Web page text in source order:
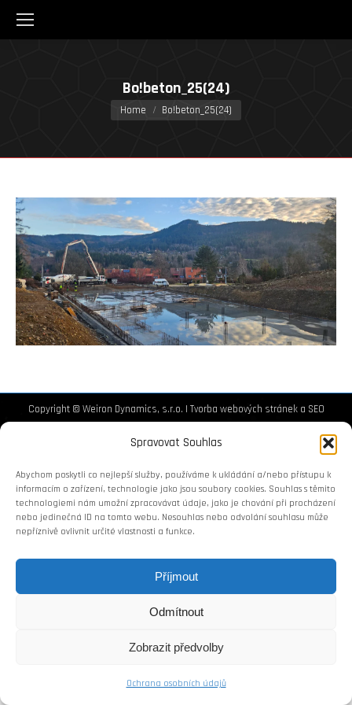
Spravovat Souhlas
Abychom poskytli co nejlepší služby, používáme k ukládání a/nebo přístupu k
informacím o zařízení, technologie jako jsou soubory cookies. Souhlas s těmito
technologiemi nám umožní zpracovávat údaje, jako je chování při procházení
nebo jedinečná ID na tomto webu. Nesouhlas nebo odvolání souhlasu může
nepříznivě ovlivnit určité vlastnosti a funkce.
Příjmout
Odmítnout
Zobrazit předvolby
Ochrana osobních údajů
Bo!beton_25(24)
You are here:
Home Bo!beton_25(24)
Copyright © Weiron Dynamics, s.r.o. | Tvorba webových stráneka SEO